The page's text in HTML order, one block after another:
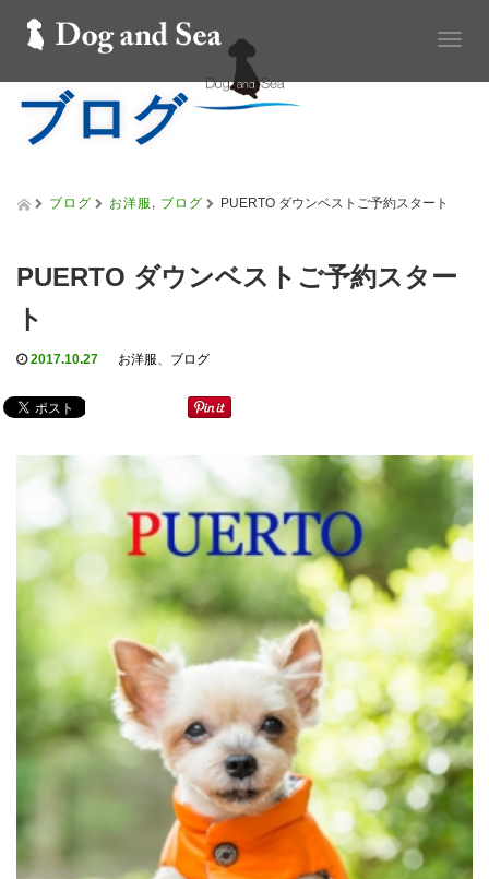
T
g
a
ブログ
ブログ お洋服, ブログ PUERTO ダウンベストご予約スタート
PUERTO ダウンベストご予約スター
ト
2017.10.27 お洋服、 ブログ